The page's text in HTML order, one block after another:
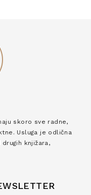
skoro sve radne,
Usluga je odlična
knjižara,